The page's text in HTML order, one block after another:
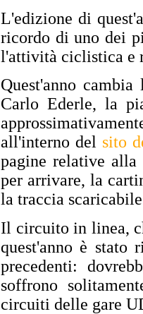
L'edizione di
ricordo di uno dei
l'attività ciclistica e
Quest'anno
Carlo Ederle, la
all'interno del sito
pagine relative alla
per arrivare, la
la traccia
Il circuito in linea,
quest'anno è stato
precedenti:
soffrono
circuiti delle gare